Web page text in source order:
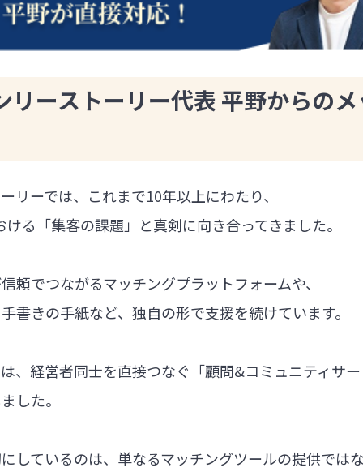
リーストーリー代表 平野からの
リーでは、これまで10年以上にわたり、
る「集客の課題」と真剣に向き合ってきました。
頼でつながるマッチングプラットフォームや、
書きの手紙など、独自の形で支援を続けています。
、経営者同士を直接つなぐ「顧問&コミュニティサ
した。
しているのは、単なるマッチングツールの提供では